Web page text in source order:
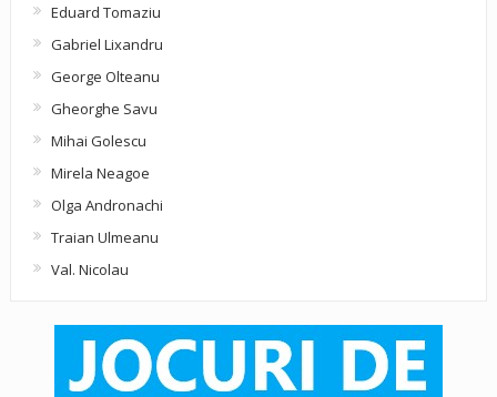
Eduard Tomaziu
Gabriel Lixandru
George Olteanu
Gheorghe Savu
Mihai Golescu
Mirela Neagoe
Olga Andronachi
Traian Ulmeanu
Val. Nicolau